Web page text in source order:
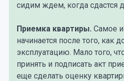
сидим ждем, когда сдастся
Приемка квартиры. Самое
начинается после того, как
эксплуатацию. Мало того,
принять и подписать акт
еще сделать оценку